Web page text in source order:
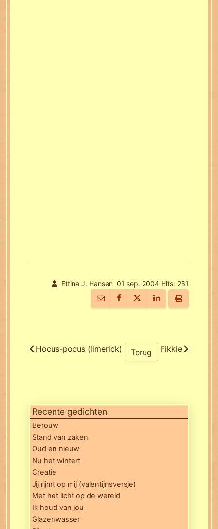
Recente gedichten
Berouw
Stand van zaken
Oud en nieuw
Nu het wintert
Creatie
Jij rijmt op mij (valentijnsversje)
Met het licht op de wereld
Ik houd van jou
Glazenwasser
Ettina J. Hansen 01 sep. 2004 Hits: 261
Hocus-pocus (limerick) Terug Fikkie